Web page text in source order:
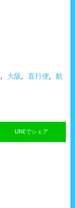
, 大阪, 直行便,
航
LINEでシェア